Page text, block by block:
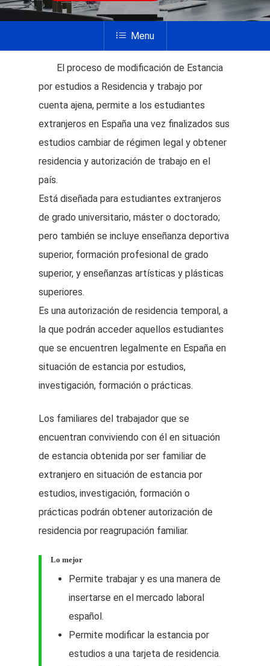
Menu
El proceso de modificación de Estancia
por estudios a Residencia y trabajo por
cuenta ajena, permite a los estudiantes
extranjeros en España una vez finalizados sus
estudios cambiar de régimen legal y obtener
residencia y autorización de trabajo en el
país.
Está diseñada para estudiantes extranjeros
de grado universitario, máster o doctorado;
pero también se incluye enseñanza deportiva
superior, formación profesional de grado
superior, y enseñanzas artísticas y plásticas
superiores.
Es una autorización de residencia temporal, a
la que podrán acceder aquellos estudiantes
que se encuentren legalmente en España en
situación de estancia por estudios,
investigación, formación o prácticas.
Los familiares del trabajador que se
encuentran conviviendo con él en situación
de estancia obtenida por ser familiar de
extranjero en situación de estancia por
estudios, investigación, formación o
prácticas podrán obtener autorización de
residencia por reagrupación familiar.
Lo mejor
Permite trabajar y es una manera de
insertarse en el mercado laboral
español.
Permite modificar la estancia por
estudios a una tarjeta de residencia.